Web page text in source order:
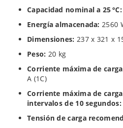
Capacidad nominal a 25 °C:
Energía almacenada: 2560
Dimensiones: 237 x 321 x
Peso: 20 kg
Corriente máxima de
A (1C)
Corriente máxima de
intervalos de 10 segundos:
Tensión de carga